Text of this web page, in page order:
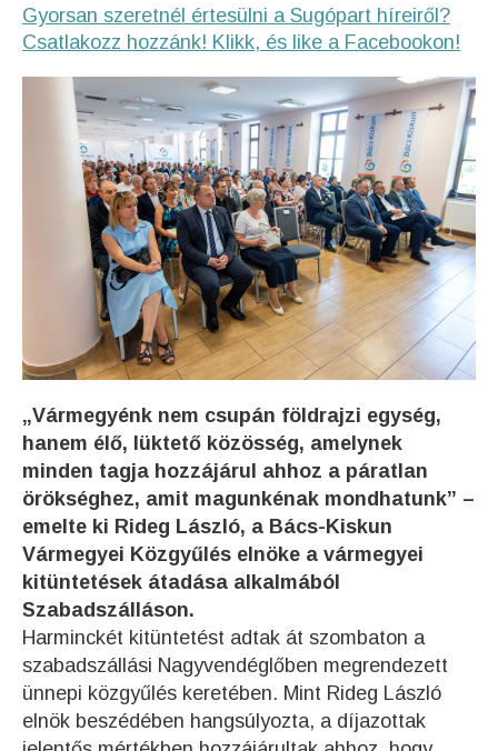
Gyorsan szeretnél értesülni a Sugópart híreiről?
Csatlakozz hozzánk! Klikk, és like a Facebookon!
„Vármegyénk nem csupán földrajzi egység,
hanem élő, lüktető közösség, amelynek
minden tagja hozzájárul ahhoz a páratlan
örökséghez, amit magunkénak mondhatunk” –
emelte ki Rideg László, a Bács-Kiskun
Vármegyei Közgyűlés elnöke a vármegyei
kitüntetések átadása alkalmából
Szabadszálláson.
Harminckét kitüntetést adtak át szombaton a
szabadszállási Nagyvendéglőben megrendezett
ünnepi közgyűlés keretében. Mint Rideg László
elnök beszédében hangsúlyozta, a díjazottak